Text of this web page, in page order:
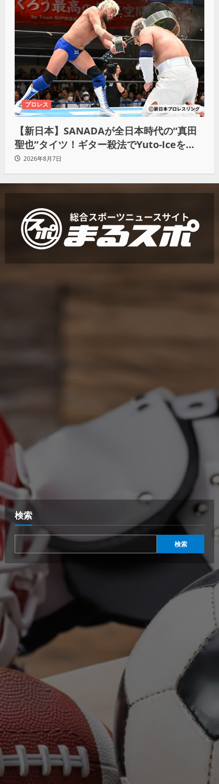
プロレス
【新日本】SANADAが全日本時代の“真田
聖也”タイツ！ギター殺法でYuto-Iceを
KO「俺と闘う時は考えろ。感じるな」
2026年8月7日
検索
検索